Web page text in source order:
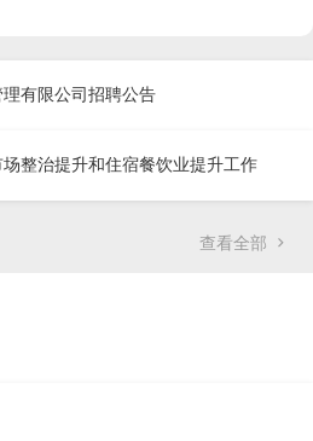
有限公司招聘公告
整治提升和住宿餐饮业提升工作
查看全部 